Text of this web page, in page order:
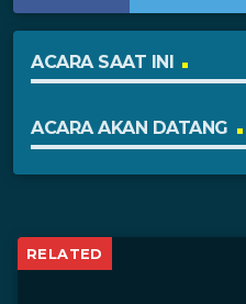
ACARA SAAT INI
ACARA AKAN DATANG
RELATED